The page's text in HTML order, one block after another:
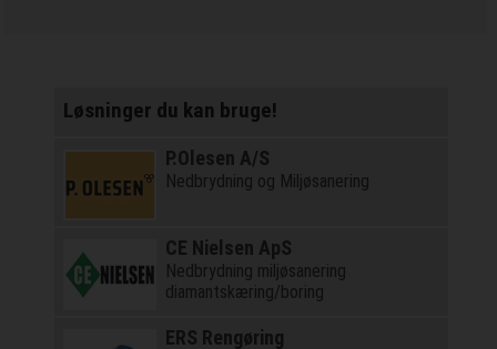
Løsninger du kan bruge!
P.Olesen A/S
Nedbrydning og Miljøsanering
CE Nielsen ApS
Nedbrydning miljøsanering
diamantskæring/boring
ERS Rengøring